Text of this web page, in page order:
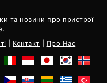
та новини про пристрої
Контакт Про Нас